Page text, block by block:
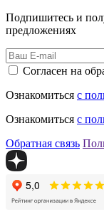
Подпишитесь и
предложениях
Согласен на
Ознакомиться с
Ознакомиться с
Обратная связь